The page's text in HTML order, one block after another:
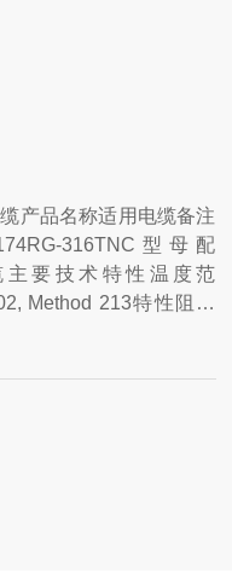
产品名称适用电缆备注
316TNC型母配
主要技术特性温度范
Method 213特性阻抗
≤ 1.22弯式 Right
铜镀硬金或银弹性接触